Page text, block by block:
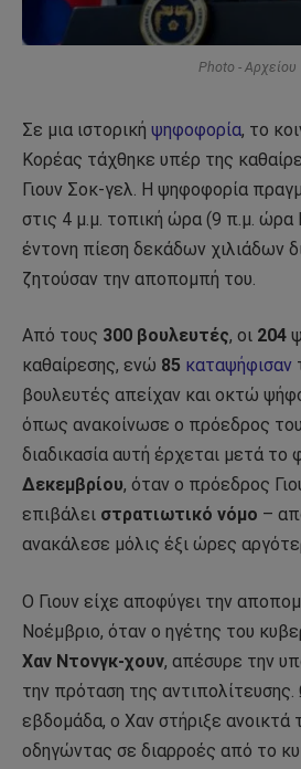
Photo - Αρχείου
Σε μια ιστορική ψηφοφορία, το
Κορέας τάχθηκε υπέρ της
Γιουν Σοκ-γελ. Η ψηφοφορία
στις 4 μ.μ. τοπική ώρα (9 π.μ. ώρα
έντονη πίεση δεκάδων χιλιάδων
ζητούσαν την αποπομπή του.
Από τους 300 βουλευτές, οι 204
καθαίρεσης, ενώ 85 καταψήφισαν
βουλευτές απείχαν και οκτώ
όπως ανακοίνωσε ο πρόεδρος του
διαδικασία αυτή έρχεται μετά το
Δεκεμβρίου, όταν ο πρόεδρος
επιβάλει στρατιωτικό νόμο –
ανακάλεσε μόλις έξι ώρες
Ο Γιουν είχε αποφύγει την
Νοέμβριο, όταν ο ηγέτης του
Χαν Ντονγκ-χουν, απέσυρε την
την πρόταση της
εβδομάδα, ο Χαν στήριξε ανοικτά
οδηγώντας σε διαρροές από το